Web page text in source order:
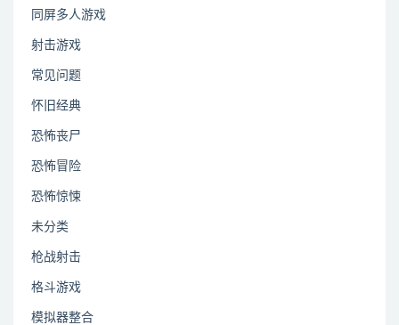
同屏多人游戏
射击游戏
常见问题
怀旧经典
恐怖丧尸
恐怖冒险
恐怖惊悚
未分类
枪战射击
格斗游戏
模拟器整合